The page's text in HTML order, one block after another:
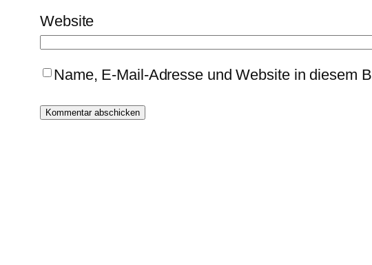
Website
Name, E-Mail-Adresse und Website in diesem